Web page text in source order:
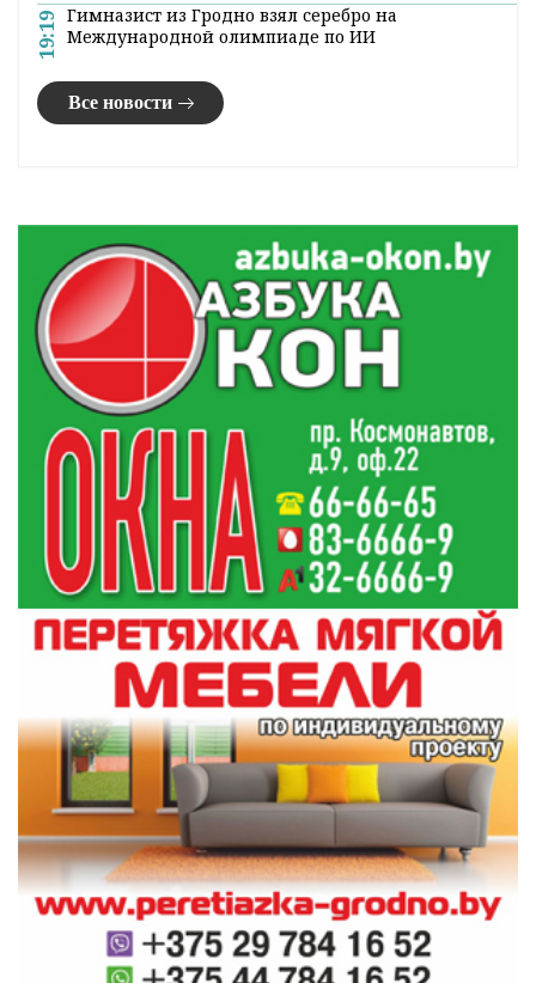
19:19 Гимназист из Гродно взял серебро на
Международной олимпиаде по ИИ
Все новости